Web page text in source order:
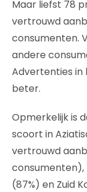
Maar liefst 78
vertrouwd
consumenten.
andere
Advertenties
beter.
Opmerkelijk is
scoort in
vertrouwd
consumenten),
(87%) en Zuid